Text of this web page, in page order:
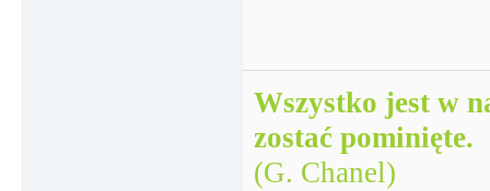
Wszystko jest w
zostać pominięte.
(G. Chanel)